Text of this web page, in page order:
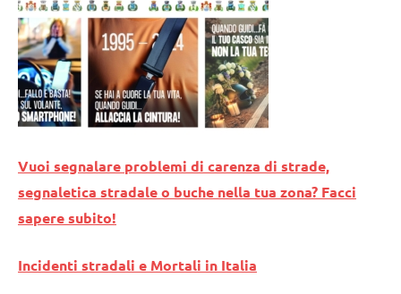
Vuoi segnalare problemi di carenza di strade,
segnaletica stradale o buche nella tua zona? Facci
sapere subito!
Incidenti stradali e Mortali in Italia